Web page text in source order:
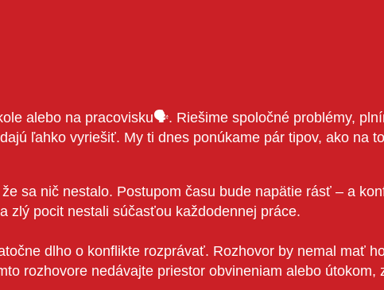
alebo na pracovisku🗣. Riešime spoločné problémy,
ľahko vyriešiť. My ti dnes ponúkame pár tipov, ako na
sa nič nestalo. Postupom času bude napätie rásť – a​​
zlý pocit nestali súčasťou každodennej práce.
dlho o konflikte rozprávať. Rozhovor by nemal mať
rozhovore nedávajte priestor obvineniam alebo útokom,